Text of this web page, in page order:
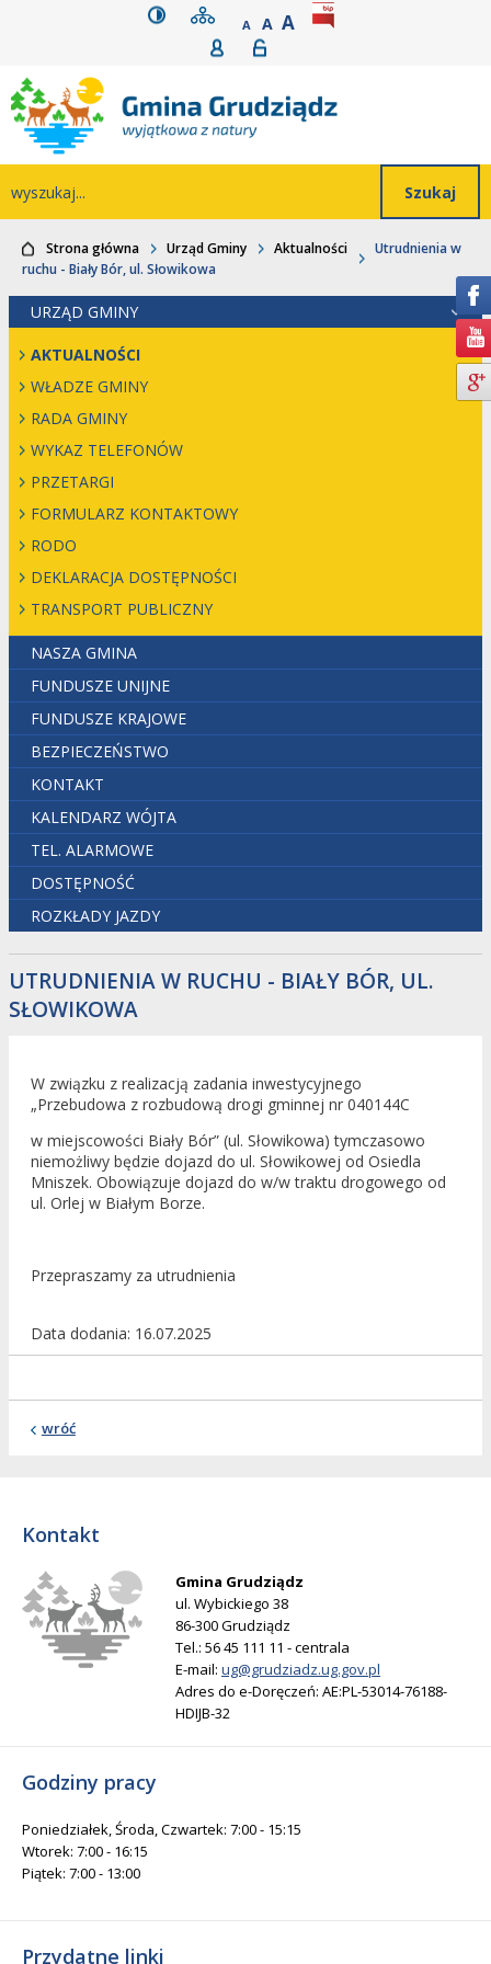
Przejdź do głównego
Przejdź do treści
Przejdź do
wyszukiwarki
Przejdź do mapywersja kontrastowa
mapa serwisu
A POMNIEJSZ CZCIONKĘ
A STANDARDOWY ROZMIAR
A POWIĘKSZ
rozmiar czcionki
Rejestracja
Strona główna Urząd Gminy Aktualności
Utrudnienia w
ruchu - Biały Bór, ul. Słowikowa
URZĄD GMINY
AKTUALNOŚCI
WŁADZE GMINY
RADA GMINY
WYKAZ TELEFONÓW
PRZETARGI
FORMULARZ KONTAKTOWY
RODO
DEKLARACJA DOSTĘPNOŚCI
TRANSPORT PUBLICZNY
NASZA GMINA
FUNDUSZE UNIJNE
FUNDUSZE KRAJOWE
BEZPIECZEŃSTWO
KONTAKT
KALENDARZ WÓJTA
TEL. ALARMOWE
DOSTĘPNOŚĆ
ROZKŁADY JAZDY
UTRUDNIENIA W RUCHU - BIAŁY BÓR, UL.
SŁOWIKOWA
W związku z realizacją zadania inwestycyjnego
„Przebudowa z rozbudową drogi gminnej nr 040144C
w miejscowości Biały Bór” (ul. Słowikowa) tymczasowo
niemożliwy będzie dojazd do ul. Słowikowej od Osiedla
Mniszek. Obowiązuje dojazd do w/w traktu drogowego od
ul. Orlej w Białym Borze.
Przepraszamy za utrudnienia
Data dodania 16.07.2025
wróć
Kontakt
Gmina Grudziądz
ul. Wybickiego 38
86-300 Grudziądz
Tel.: 56 45 111 11 - centrala
E-mail: ug@grudziadz.ug.gov.pl
Adres do e-Doręczeń: AE:PL-53014-76188-
HDIJB-32
Godziny pracy
Poniedziałek, Środa, Czwartek: 7:00 - 15:15
Wtorek: 7:00 - 16:15
Piątek: 7:00 - 13:00
Przydatne linki